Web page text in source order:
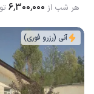
هر شب از ۶٬۳۰۰٬۰۰۰
آنی (رزرو فوری)